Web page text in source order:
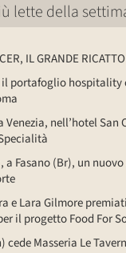
lette della
IL GRANDE RICATTO
portafoglio hospitality
Venezia, nell’hotel San
a Fasano (Br), un
e Lara Gilmore
il progetto Food For
cede Masseria Le